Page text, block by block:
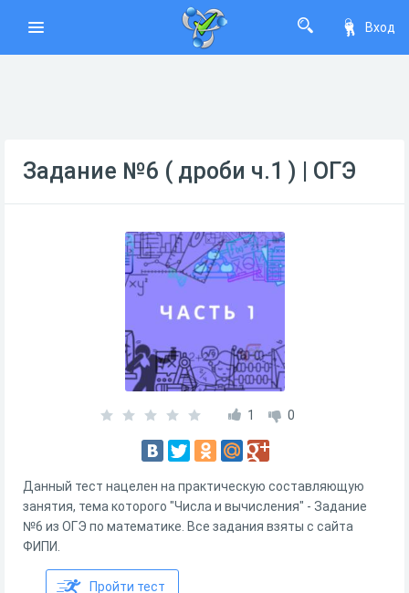
Вход
Задание №6 ( дроби ч.1 ) | ОГЭ
1 0
Данный тест нацелен на практическую составляющую
занятия, тема которого "Числа и вычисления" - Задание
№6 из ОГЭ по математике. Все задания взяты с сайта
ФИПИ.
Пройти тест